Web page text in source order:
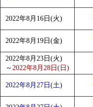
2022年8月16日(火)
2022年8月19日(金)
2022年8月23日(火)
～ 2022年8月28日(日)
2022年8月27日(土)